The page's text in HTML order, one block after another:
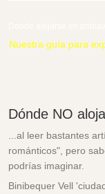
Nuestra guía para
Dónde NO
...al leer bastantes
románticos", pero
podrías imaginar.
Binibequer Vell